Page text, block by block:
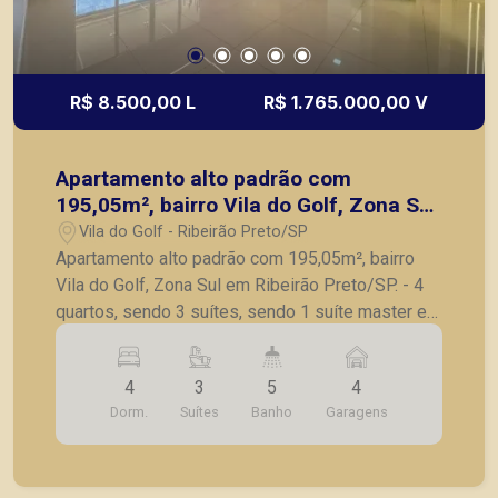
Preto.
R$ 8.500,00 L R$ 1.765.000,00 V
Apartamento alto padrão com
195,05m², bairro Vila do Golf, Zona Sul
em Ribeirão Preto/SP.
Vila do Golf - Ribeirão Preto/SP
Apartamento alto padrão com 195,05m², bairro
Vila do Golf, Zona Sul em Ribeirão Preto/SP. - 4
quartos, sendo 3 suítes, sendo 1 suíte master e
completo em armários; - Escritório; - Lavabo; -
Sala para 3 ambientes; - Varanda gourmet
fechada em vidro; - Cozinha planejada; -
Lavanderia; - Banheiro de serviço; - 4 vagas de
garagem. A Piramid tem como objetivo atender
4
Dorm.
3
Suítes
5
Banho
4
Garagens